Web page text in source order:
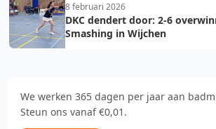
8 februari 2026
DKC dendert door: 2-6
Smashing in Wijchen
We werken 365 dagen per jaar aan
Steun ons vanaf €0,01.